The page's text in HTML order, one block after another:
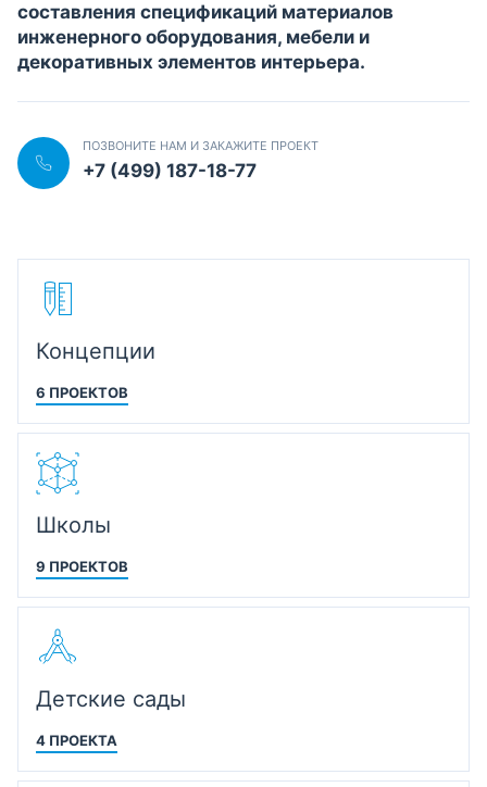
составления спецификаций материалов
инженерного оборудования, мебели и
декоративных элементов интерьера.
ПОЗВОНИТЕ НАМ И ЗАКАЖИТЕ ПРОЕКТ
+7 (499) 187-18-77
Концепции
6 ПРОЕКТОВ
Школы
9 ПРОЕКТОВ
Детские сады
4 ПРОЕКТА